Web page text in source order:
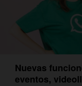
Nuevas
eventos,